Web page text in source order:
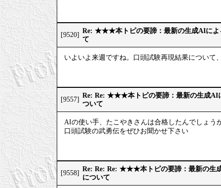
[9520]
Re: ★★★本トピの要諦：最新の生成AIによ
て
いよいよ来週ですね。口頭試験再現結果につい
[9557]
Re: Re: ★★★本トピの要諦：最新の生成AI
ついて
AIの使い手、たこやきさんは合格したんでしょう
口頭試験の武勇伝をぜひお聞かせ下さい
[9558]
Re: Re: Re: ★★★本トピの要諦：最新の生
について